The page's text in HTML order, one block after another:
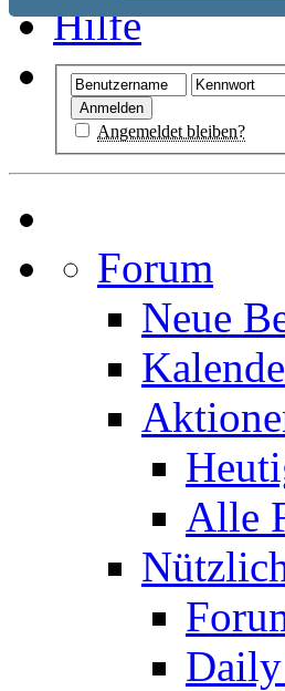
Hilfe
Angemeldet bleiben?
Forum
Neue
Alle
Daily